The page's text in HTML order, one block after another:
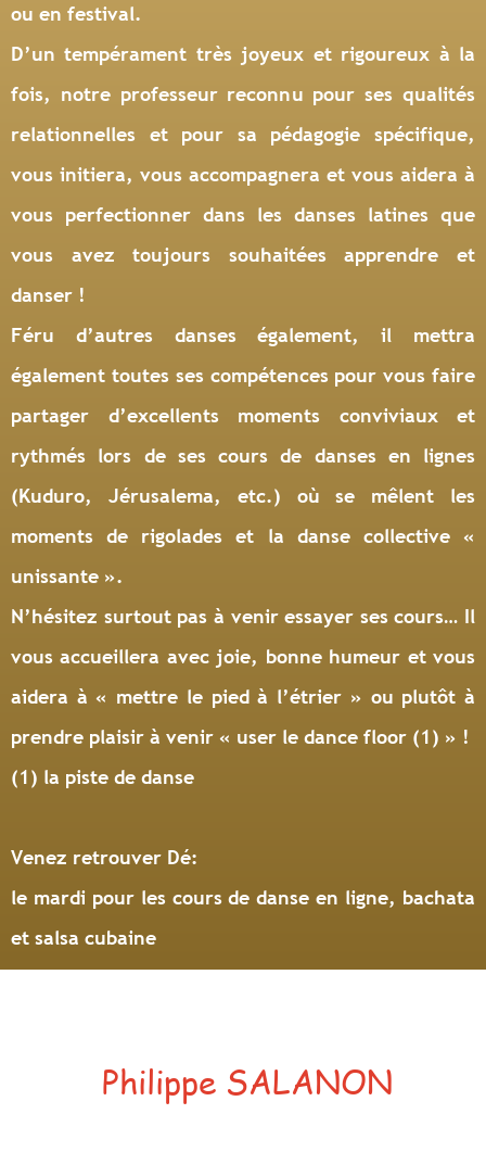
ou en festival.
D’un tempérament très joyeux et rigoureux à la
fois, notre professeur reconnu pour ses qualités
relationnelles et pour sa pédagogie spécifique,
vous initiera, vous accompagnera et vous aidera à
vous perfectionner dans les danses latines que
vous avez toujours souhaitées apprendre et
danser !
Féru d’autres danses également, il mettra
également toutes ses compétences pour vous faire
partager d’excellents moments conviviaux et
rythmés lors de ses cours de danses en lignes
(Kuduro, Jérusalema, etc.) où se mêlent les
moments de rigolades et la danse collective «
unissante ».
N’hésitez surtout pas à venir essayer ses cours… Il
vous accueillera avec joie, bonne humeur et vous
aidera à« mettre le pied à l’étrier » ou plutôt à
prendre plaisir à venir « user le dance floor (1) » !
(1) la piste de danse
Venez retrouver Dé:
le mardi pour les cours de danse en ligne, bachata
et salsa cubaine
Philippe SALANON